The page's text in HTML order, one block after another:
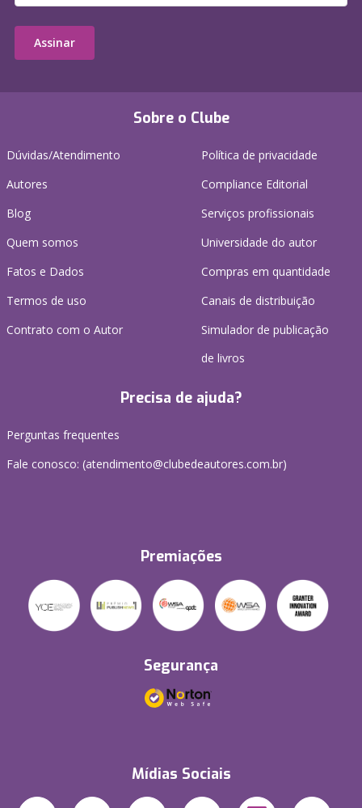
Sobre o Clube
Dúvidas/Atendimento
Autores
Blog
Quem somos
Fatos e Dados
Termos de uso
Contrato com o Autor
Política de privacidade
Compliance Editorial
Serviços profissionais
Universidade do autor
Compras em quantidade
Canais de distribuição
Simulador de publicação
de livros
Precisa de ajuda?
Perguntas frequentes
Fale conosco: (atendimento@clubedeautores.com.br)
Premiações
Segurança
Mídias Sociais
Assinar